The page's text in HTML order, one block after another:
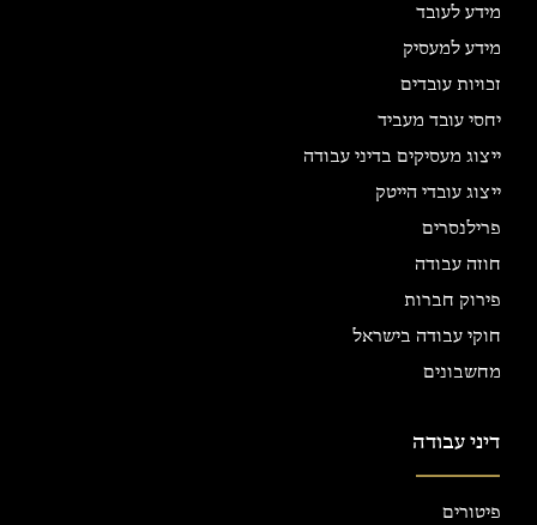
מידע לעובד
מידע למעסיק
זכויות עובדים
יחסי עובד מעביד
ייצוג מעסיקים בדיני עבודה
ייצוג עובדי הייטק
פרילנסרים
חוזה עבודה
פירוק חברות
חוקי עבודה בישראל
מחשבונים
דיני עבודה
פיטורים